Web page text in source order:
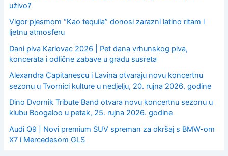
uživo?
Vigor pjesmom “Kao tequila” donosi zarazni latino ritam i
ljetnu atmosferu
Dani piva Karlovac 2026 | Pet dana vrhunskog piva,
koncerata i odlične zabave u gradu susreta
Alexandra Capitanescu i Lavina otvaraju novu koncertnu
sezonu u Tvornici kulture u nedjelju, 20. rujna 2026. godine
Dino Dvornik Tribute Band otvara novu koncertnu sezonu u
klubu Boogaloo u petak, 25. rujna 2026. godine
Audi Q9 | Novi premium SUV spreman za okršaj s BMW-om
X7 i Mercedesom GLS